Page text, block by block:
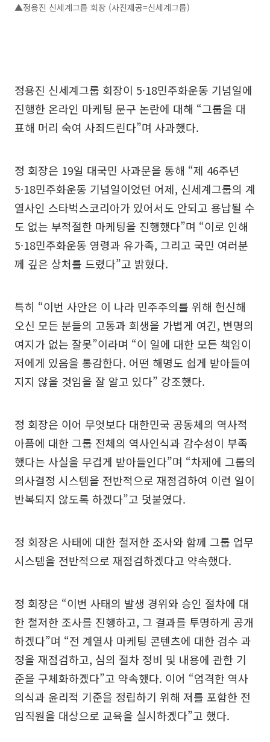
▲정용진 신세계그룹 회장 (사진제공=신세계그룹)
정용진 신세계그룹 회장이 5·18민주화운동 기념일에
진행한 온라인 마케팅 문구 논란에 대해 “그룹을 대
표해 머리 숙여 사죄드린다”며 사과했다.
정 회장은 19일 대국민 사과문을 통해 “제 46주년
5·18민주화운동 기념일이었던 어제, 신세계그룹의 계
열사인 스타벅스코리아가 있어서도 안되고 용납될 수
도 없는 부적절한 마케팅을 진행했다”며 “이로 인해
5·18민주화운동 영령과 유가족, 그리고 국민 여러분
께 깊은 상처를 드렸다”고 밝혔다.
특히 “이번 사안은 이 나라 민주주의를 위해 헌신해
오신 모든 분들의 고통과 희생을 가볍게 여긴, 변명의
여지가 없는 잘못”이라며 “이 일에 대한 모든 책임이
저에게 있음을 통감한다. 어떤 해명도 쉽게 받아들여
지지 않을 것임을 잘 알고 있다” 강조했다.
정 회장은 이어 무엇보다 대한민국 공동체의 역사적
아픔에 대한 그룹 전체의 역사인식과 감수성이 부족
했다는 사실을 무겁게 받아들인다”며 “차제에 그룹의
의사결정 시스템을 전반적으로 재점검하여 이런 일이
반복되지 않도록 하겠다”고 덧붙였다.
정 회장은 사태에 대한 철저한 조사와 함께 그룹 업무
시스템을 전반적으로 재점검하겠다고 약속했다.
정 회장은 “이번 사태의 발생 경위와 승인 절차에 대
한 철저한 조사를 진행하고, 그 결과를 투명하게 공개
하겠다”며 “전 계열사 마케팅 콘텐츠에 대한 검수 과
정을 재점검하고, 심의 절차 정비 및 내용에 관한 기
준을 구체화하겠다”고 약속했다. 이어 “엄격한 역사
의식과 윤리적 기준을 정립하기 위해 저를 포함한 전
임직원을 대상으로 교육을 실시하겠다”고 했다.